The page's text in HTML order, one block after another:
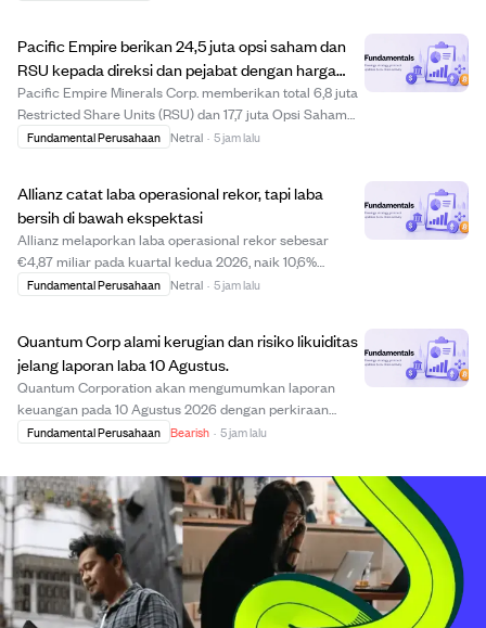
Pacific Empire berikan 24,5 juta opsi saham dan
RSU kepada direksi dan pejabat dengan harga
C$0,05
Pacific Empire Minerals Corp. memberikan total 6,8 juta
Restricted Share Units (RSU) dan 17,7 juta Opsi Saham
kepada direksi, pejabat, dan konsultan sesuai rencana
Fundamental Perusahaan Netral · 5 jam lalu
Allianz catat laba operasional rekor, tapi laba
bersih di bawah ekspektasi
Allianz melaporkan laba operasional rekor sebesar
€4,87 miliar pada kuartal kedua 2026, naik 10,6%
dibanding tahun sebelumnya, didorong oleh kinerja kuat
Fundamental Perusahaan Netral · 5 jam lalu
Quantum Corp alami kerugian dan risiko likuiditas
jelang laporan laba 10 Agustus.
Quantum Corporation akan mengumumkan laporan
keuangan pada 10 Agustus 2026 dengan perkiraan
kerugian $0,15 per saham dan pendapatan $75,05 juta.
keuangan, termasuk rasio harga terhadap laba negatif
-1,45 dan...
Fundamental Perusahaan Bearish · 5 jam lalu